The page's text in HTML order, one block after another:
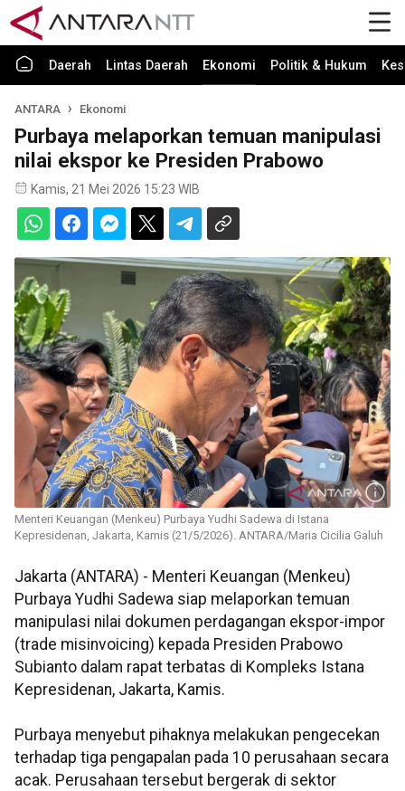
Daerah Lintas Daerah Ekonomi Politik & Hukum
ANTARA Ekonomi
Purbaya melaporkan temuan manipulasi
nilai ekspor ke Presiden Prabowo
Kamis, 21 Mei 2026 15:23 WIB
Menteri Keuangan (Menkeu) Purbaya Yudhi Sadewa di Istana
Kepresidenan, Jakarta, Kamis (21/5/2026). ANTARA/Maria Cicilia Galuh
Jakarta (ANTARA) - Menteri Keuangan (Menkeu)
Purbaya Yudhi Sadewa siap melaporkan temuan
manipulasi nilai dokumen perdagangan ekspor-impor
(trade misinvoicing) kepada Presiden Prabowo
Subianto dalam rapat terbatas di Kompleks Istana
Kepresidenan, Jakarta, Kamis.
Purbaya menyebut pihaknya melakukan pengecekan
terhadap tiga pengapalan pada 10 perusahaan secara
acak. Perusahaan tersebut bergerak di sektor